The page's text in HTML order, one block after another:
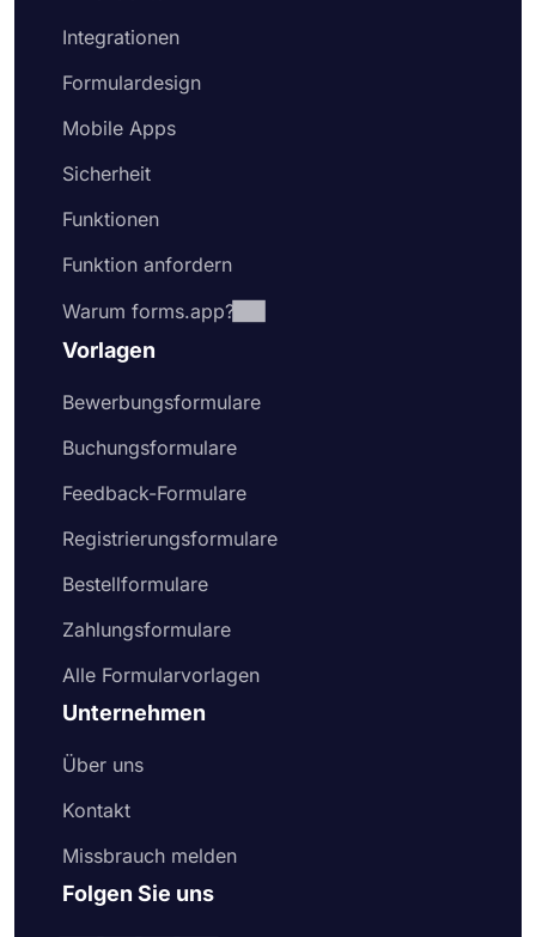
Integrationen
Formulardesign
Mobile Apps
Sicherheit
Funktionen
Funktion anfordern
Warum forms.app?
Vorlagen
Bewerbungsformulare
Buchungsformulare
Feedback-Formulare
Registrierungsformulare
Bestellformulare
Zahlungsformulare
Alle Formularvorlagen
Unternehmen
Über uns
Kontakt
Missbrauch melden
Folgen Sie uns